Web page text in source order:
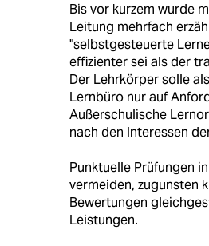
Bis vor kurzem wurde
Leitung mehrfach
"selbstgesteuerte
effizienter sei als der
Der Lehrkörper solle
Lernbüro nur auf
Außerschulische
nach den Interessen
Punktuelle Prüfungen
vermeiden, zugunsten
Bewertungen
Leistungen.